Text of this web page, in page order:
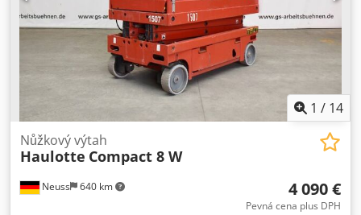
1 / 14
Neuss 640 km
Nůžkový výtah
Haulotte Compact 8 W
4 090 €
Pevná cena plus DPH